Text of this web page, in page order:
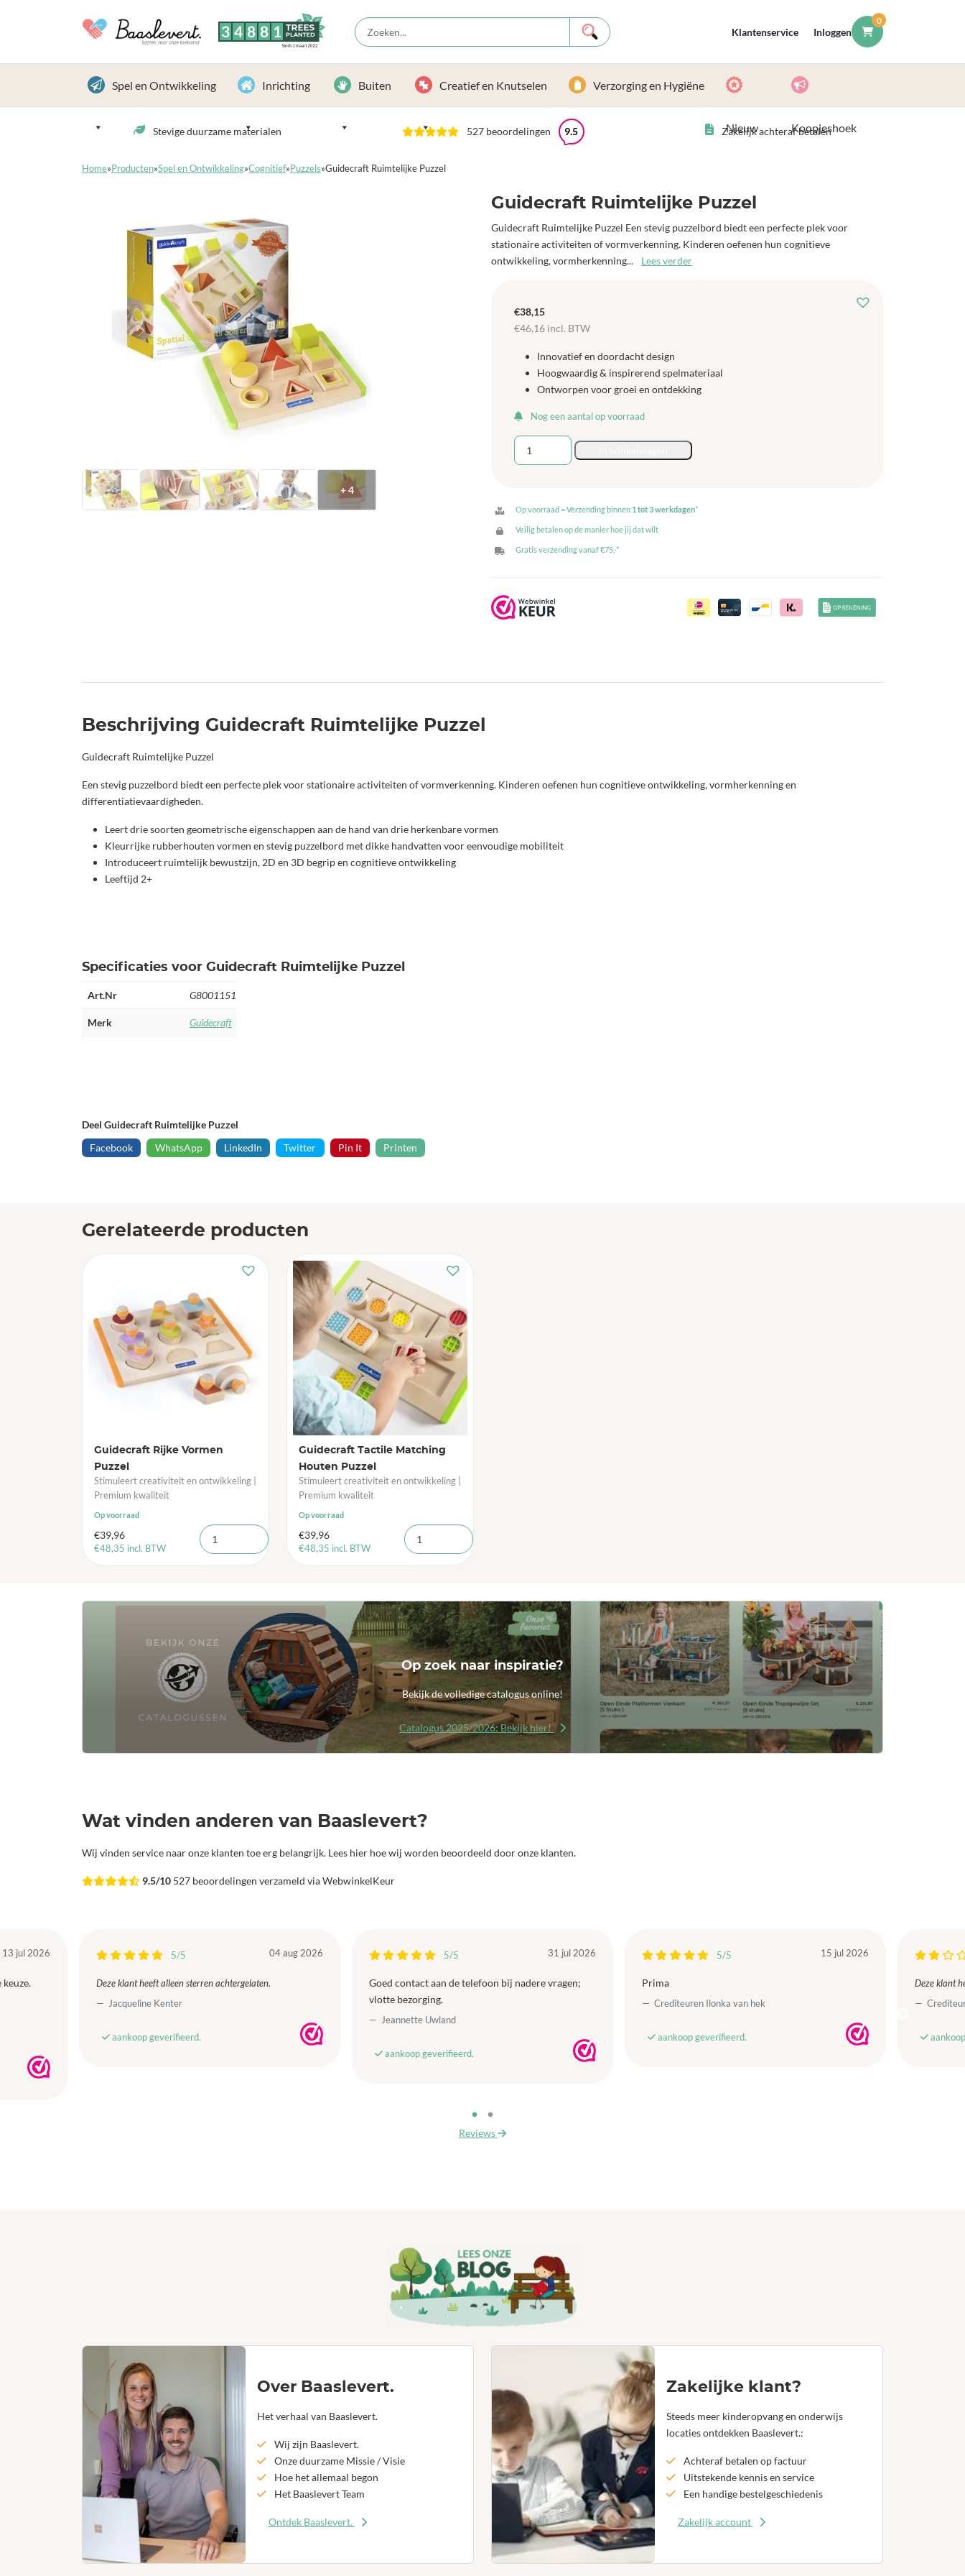
3 4 8 8 1 TREES
PLANTED
Sinds 1 maart 2022
Klantenservice Inloggen
0
Spel en Ontwikkeling Inrichting Buiten Creatief en Knutselen Verzorging en Hygiëne
Nieuw Koopjeshoek
Stevige duurzame materialen 527 beoordelingen 9.5 Zakelijk achteraf betalen
Home» Producten»Spel en Ontwikkeling»Cognitief» Puzzels»Guidecraft Ruimtelijke Puzzel
+ 4
Guidecraft Ruimtelijke Puzzel
Guidecraft Ruimtelijke Puzzel Een stevig puzzelbord biedt een perfecte plek voor
stationaire activiteiten of vormverkenning. Kinderen oefenen hun cognitieve
ontwikkeling, vormherkenning...
Lees verder
€38,15
€46,16 incl. BTW
Innovatief en doordacht design
Hoogwaardig & inspirerend spelmateriaal
Ontworpen voor groei en ontdekking
Nog een aantal op voorraad
Guidecraft
Ruimtelijke
Op voorraad = Verzending binnen 1 tot 3 werkdagen*
Veilig betalen op de manier hoe jij dat wilt
Gratis verzending vanaf €75,-*
Beschrijving Guidecraft Ruimtelijke Puzzel
Guidecraft Ruimtelijke Puzzel
Een stevig puzzelbord biedt een perfecte plek voor stationaire activiteiten of vormverkenning. Kinderen oefenen hun cognitieve ontwikkeling, vormherkenning en
differentiatievaardigheden.
Leert drie soorten geometrische eigenschappen aan de hand van drie herkenbare vormen
Kleurrijke rubberhouten vormen en stevig puzzelbord met dikke handvatten voor eenvoudige mobiliteit
Introduceert ruimtelijk bewustzijn, 2D en 3D begrip en cognitieve ontwikkeling
Leeftijd 2+
Specificaties voor Guidecraft Ruimtelijke Puzzel
Art.Nr G8001151
Merk Guidecraft
Deel Guidecraft Ruimtelijke Puzzel
Facebook
WhatsApp LinkedIn Twitter Pin It Printen
Gerelateerde producten
Guidecraft Rijke Vormen
Puzzel
Stimuleert creativiteit en ontwikkeling |
Premium kwaliteit
Op voorraad
€39,96
€48,35 incl. BTW
Guidecraft Tactile Matching
Houten Puzzel
Stimuleert creativiteit en ontwikkeling |
Premium kwaliteit
Op voorraad
€39,96
€48,35 incl. BTW
Op zoek naar inspiratie?
Bekijk de volledige catalogus online!
Catalogus 2025/2026: Bekijk hier!
Wat vinden anderen van Baaslevert?
Wij vinden service naar onze klanten toe erg belangrijk. Lees hier hoe wij worden beoordeeld door onze klanten.
9.5/10527 beoordelingen verzameld via WebwinkelKeur
13 jul 2026 5/5 04 aug 2026
Deze klant heeft alleen sterren achtergelaten.
Jacqueline Kenter
aankoop geverifieerd.
5/5 31 jul 2026
Goed contact aan de telefoon bij nadere vragen;
vlotte bezorging.
Jeannette Uwland
aankoop geverifieerd.
5/5 15 jul 2026
Prima
Crediteuren Ilonka van hek
aankoop geverifieerd.
Deze klant
Reviews
Over Baaslevert.
Het verhaal van Baaslevert.
Wij zijn Baaslevert.
Onze duurzame Missie / Visie
Hoe het allemaal begon
Het Baaslevert Team
Ontdek Baaslevert.
Zakelijke klant?
Steeds meer kinderopvang en onderwijs
locaties ontdekken Baaslevert.:
Achteraf betalen op factuur
Uitstekende kennis en service
Een handige bestelgeschiedenis
Zakelijk account